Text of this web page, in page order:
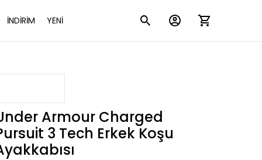
İNDİRİM YENİ
Armour Charged
3 Tech Erkek Koşu